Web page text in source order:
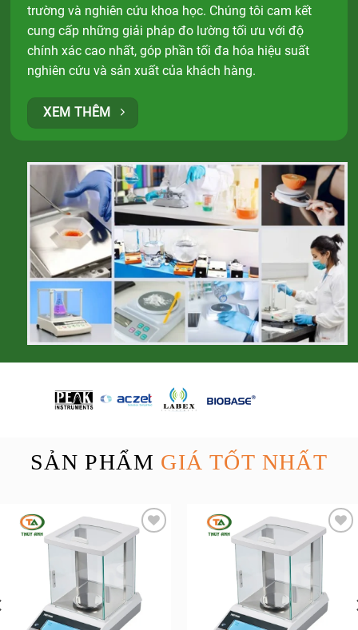
trường và nghiên cứu khoa học. Chúng tôi cam kết
cung cấp những giải pháp đo lường tối ưu với độ
chính xác cao nhất, góp phần tối đa hóa hiệu suất
nghiên cứu và sản xuất của khách hàng.
XEM THÊM
SẢN PHẨM GIÁ TỐT NHẤT